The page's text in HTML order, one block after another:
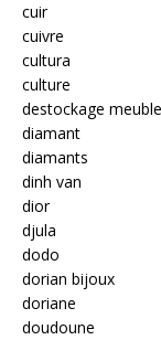
cuir
cuivre
cultura
culture
destockage meuble
diamant
diamants
dinh van
dior
djula
dodo
dorian bijoux
doriane
doudoune